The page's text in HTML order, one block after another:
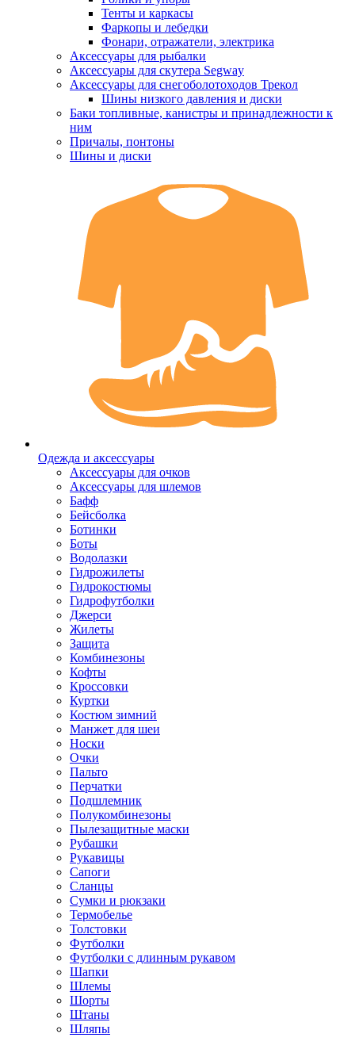
Тенты и каркасы
Фаркопы и лебедки
Фонари, отражатели, электрика
Аксессуары для рыбалки
Аксессуары для скутера Segway
Аксессуары для снегоболотоходов Трекол
Шины низкого давления и диски
Баки топливные, канистры и принадлежности к
ним
Причалы, понтоны
Шины и диски
Одежда и аксессуары
Аксессуары для очков
Аксессуары для шлемов
Бафф
Бейсболка
Ботинки
Боты
Водолазки
Гидрожилеты
Гидрокостюмы
Гидрофутболки
Джерси
Жилеты
Защита
Комбинезоны
Кофты
Кроссовки
Куртки
Костюм зимний
Манжет для шеи
Носки
Очки
Пальто
Перчатки
Подшлемник
Полукомбинезоны
Пылезащитные маски
Рубашки
Рукавицы
Сапоги
Сланцы
Сумки и рюкзаки
Термобелье
Толстовки
Футболки
Футболки с длинным рукавом
Шапки
Шлемы
Шорты
Штаны
Шляпы